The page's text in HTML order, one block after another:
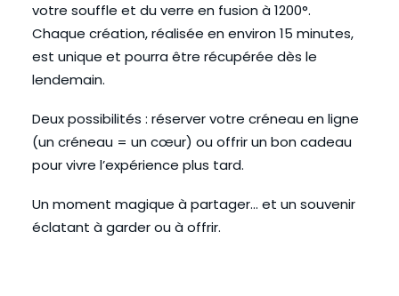
votre souffle et du verre en fusion à 1200°.
Chaque création, réalisée en environ 15 minutes,
est unique et pourra être récupérée dès le
lendemain.
Deux possibilités : réserver votre créneau en ligne
(un créneau = un cœur) ou offrir un bon cadeau
pour vivre l’expérience plus tard.
Un moment magique à partager… et un souvenir
éclatant à garder ou à offrir.